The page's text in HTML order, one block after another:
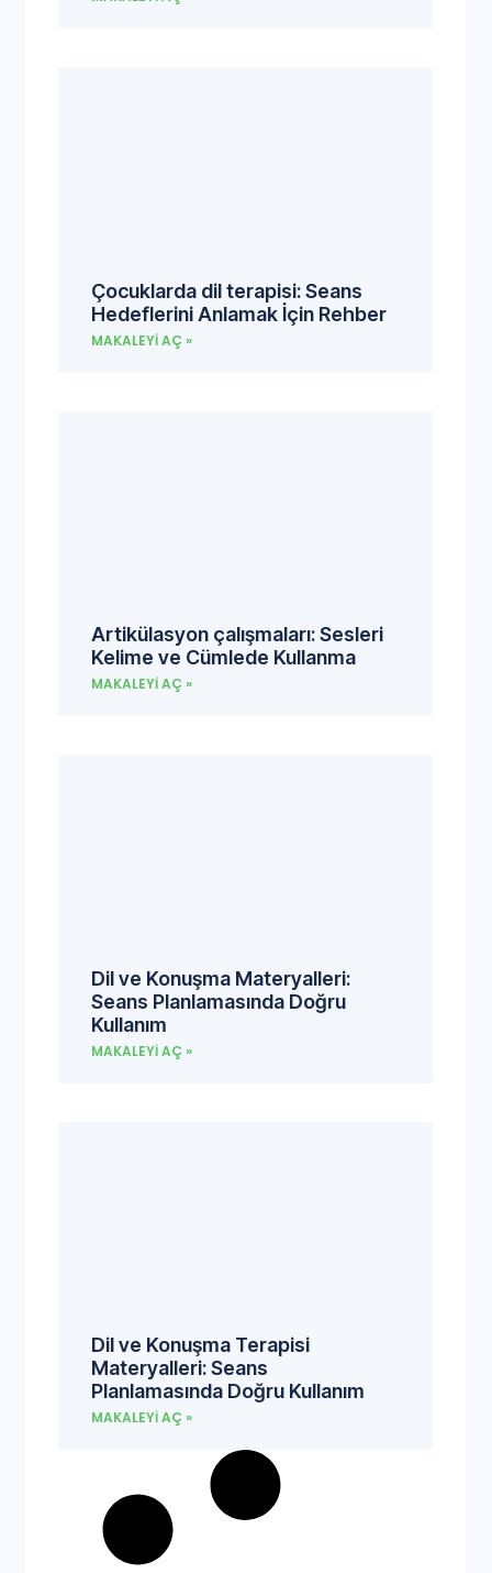
Çocuklarda dil terapisi: Seans
Hedeflerini Anlamak İçin Rehber
MAKALEYI AÇ »
Artikülasyon çalışmaları: Sesleri
Kelime ve Cümlede Kullanma
MAKALEYI AÇ »
Dil ve Konuşma Materyalleri:
Seans Planlamasında Doğru
Kullanım
MAKALEYI AÇ »
Dil ve Konuşma Terapisi
Materyalleri: Seans
Planlamasında Doğru Kullanım
MAKALEYI AÇ »